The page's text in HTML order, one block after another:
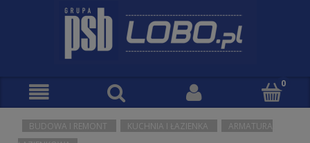
BUDOWA I REMONT KUCHNIA I ŁAZIENKA
ARMATURA